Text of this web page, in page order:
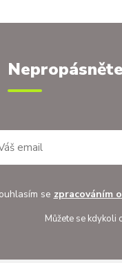
se zpracováním
Můžete se kdykoli